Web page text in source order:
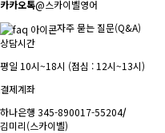
카카오톡@스카이벨영어
자주 묻는 질문(Q&A)
상담시간
평일 10시~18시 (점심 : 12시~13시)
결제계좌
하나은행 345-890017-55204/
김미리(스카이벨)